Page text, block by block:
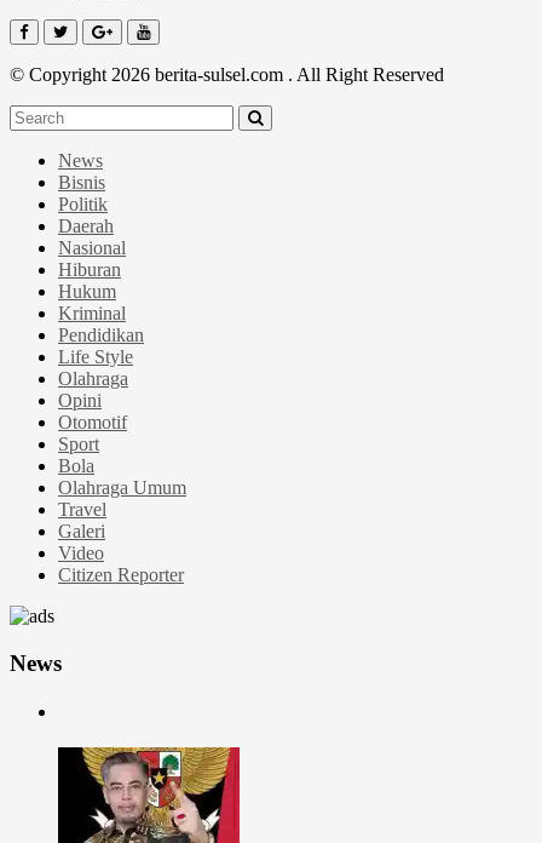
© Copyright 2026 berita-sulsel.com . All Right Reserved
News
Bisnis
Politik
Daerah
Nasional
Hiburan
Hukum
Kriminal
Pendidikan
Life Style
Olahraga
Opini
Otomotif
Sport
Bola
Olahraga Umum
Travel
Galeri
Video
Citizen Reporter
News